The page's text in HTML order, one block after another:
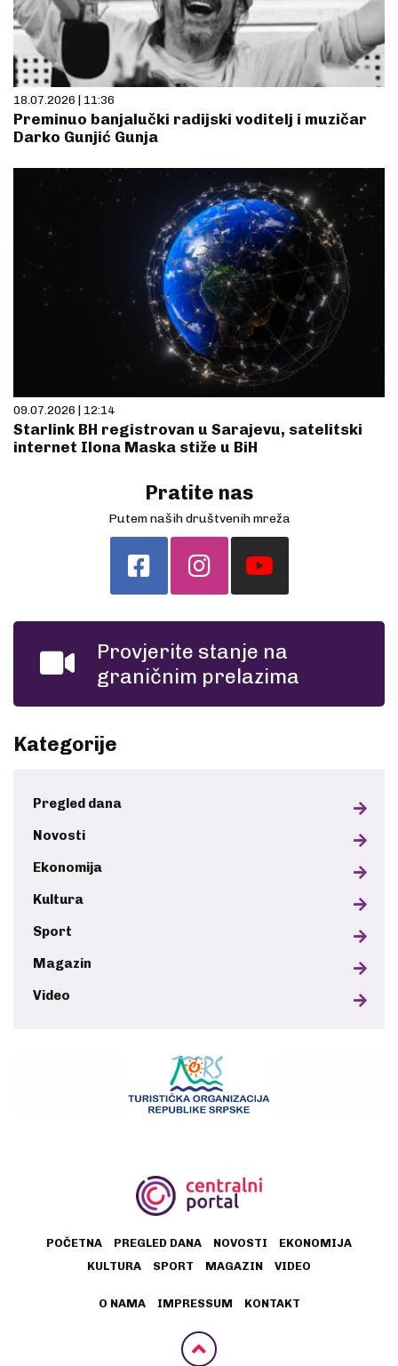
18.07.2026 | 11:36
Preminuo banjalučki radijski voditelj i muzičar
Darko Gunjić Gunja
09.07.2026 | 12:14
Starlink BH registrovan u Sarajevu, satelitski
internet Ilona Maska stiže u BiH
Pratite nas
Putem naših društvenih mreža
Provjerite stanje na
graničnim prelazima
Kategorije
Pregled dana
Novosti
Ekonomija
Kultura
Sport
Magazin
Video
POČETNA PREGLED DANA NOVOSTI
EKONOMIJA
KULTURA
SPORT MAGAZIN VIDEO
O NAMA IMPRESSUM KONTAKT